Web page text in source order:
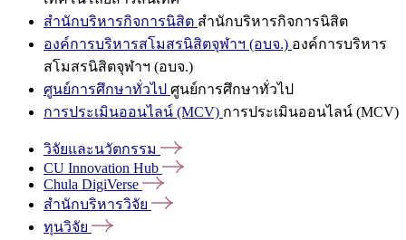
สำนักบริหารกิจการนิสิต สำนักบริหารกิจการนิสิต
องค์การบริหารสโมสรนิสิตจุฬาฯ (อบจ.) องค์การบริหาร
สโมสรนิสิตจุฬาฯ (อบจ.)
ศูนย์การศึกษาทั่วไป ศูนย์การศึกษาทั่วไป
การประเมินออนไลน์ (MCV) การประเมินออนไลน์ (MCV)
วิจัยและนวัตกรรม
CU Innovation Hub
Chula DigiVerse
สำนักบริหารวิจัย
ทุนวิจัย